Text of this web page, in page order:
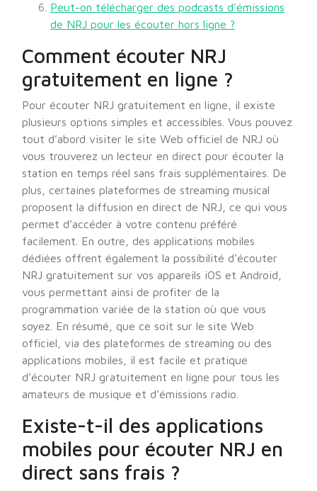
Peut-on télécharger des podcasts d’émissions
de NRJ pour les écouter hors ligne ?
Comment écouter NRJ
gratuitement en ligne ?
Pour écouter NRJ gratuitement en ligne, il existe
plusieurs options simples et accessibles. Vous pouvez
tout d’abord visiter le site Web officiel de NRJ où
vous trouverez un lecteur en direct pour écouter la
station en temps réel sans frais supplémentaires. De
plus, certaines plateformes de streaming musical
proposent la diffusion en direct de NRJ, ce qui vous
permet d’accéder à votre contenu préféré
facilement. En outre, des applications mobiles
dédiées offrent également la possibilité d’écouter
NRJ gratuitement sur vos appareils iOS et Android,
vous permettant ainsi de profiter de la
programmation variée de la station où que vous
soyez. En résumé, que ce soit sur le site Web
officiel, via des plateformes de streaming ou des
applications mobiles, il est facile et pratique
d’écouter NRJ gratuitement en ligne pour tous les
amateurs de musique et d’émissions radio.
Existe-t-il des applications
mobiles pour écouter NRJ en
direct sans frais ?